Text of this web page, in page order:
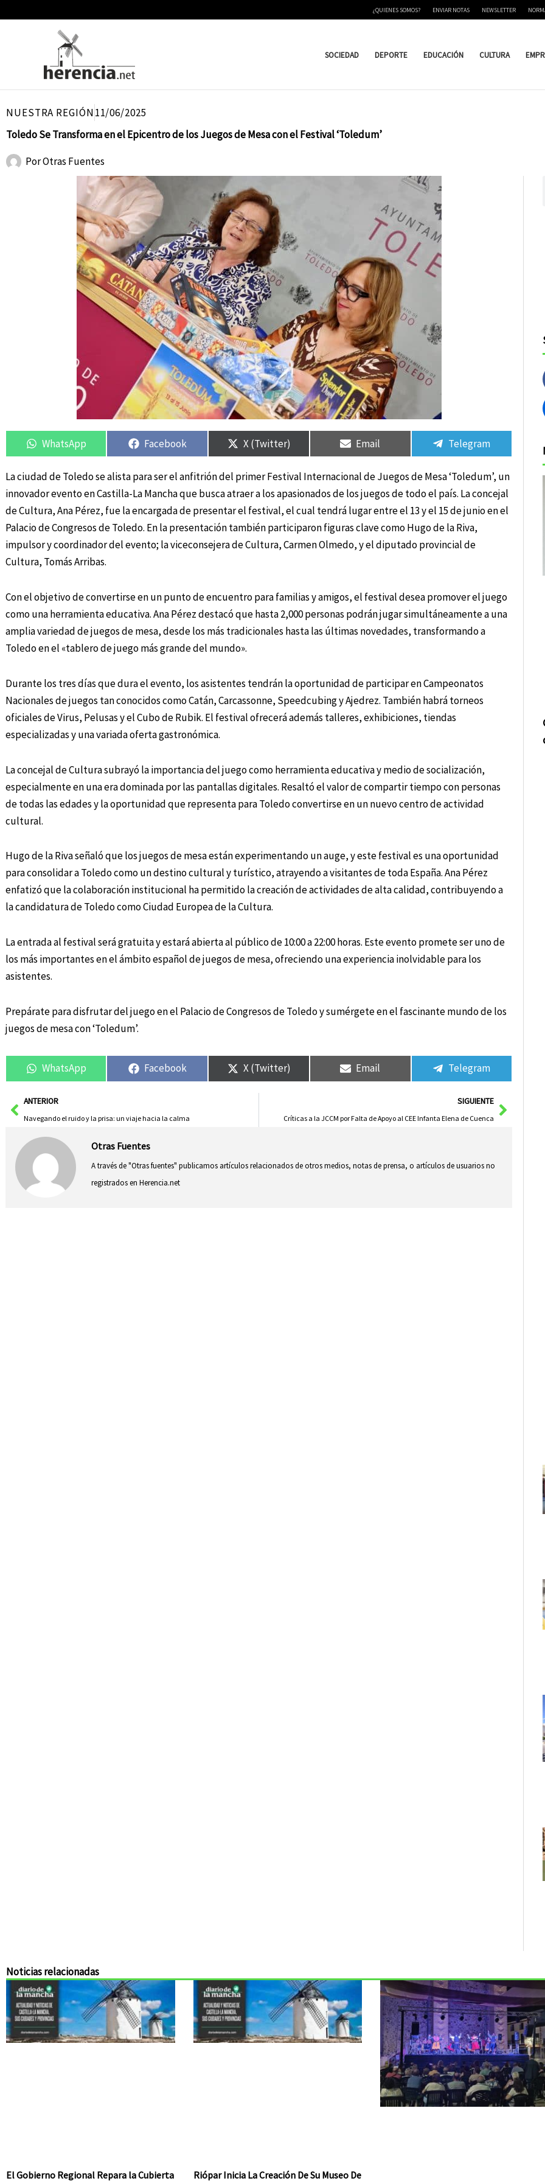
¿QUIENES SOMOS? ENVIAR NOTAS NEWSLETTER
SOCIEDAD DEPORTE EDUCACIÓN CULTURA
NUESTRA REGIÓN11/06/2025
Toledo Se Transforma en el Epicentro de los Juegos de Mesa con el Festival ‘Toledum’
PorOtras Fuentes
Compartir
en
WhatsApp
Compartir
en
Facebook
Compartir
en
X (Twitter)
Compartir
en
Email
en
Telegram
La ciudad de Toledo se alista para ser el anfitrión del primer Festival Internacional de Juegos de Mesa ‘Toledum’, un
innovador evento en Castilla-La Mancha que busca atraer a los apasionados de los juegos de todo el país. La concejal
de Cultura, Ana Pérez, fue la encargada de presentar el festival, el cual tendrá lugar entre el 13 y el 15 de junio en el
Palacio de Congresos de Toledo. En la presentación también participaron figuras clave como Hugo de la Riva,
impulsor y coordinador del evento; la viceconsejera de Cultura, Carmen Olmedo, y el diputado provincial de
Cultura, Tomás Arribas.
Con el objetivo de convertirse en un punto de encuentro para familias y amigos, el festival desea promover el juego
como una herramienta educativa. Ana Pérez destacó que hasta 2,000 personas podrán jugar simultáneamente a una
amplia variedad de juegos de mesa, desde los más tradicionales hasta las últimas novedades, transformando a
Toledo en el «tablero de juego más grande del mundo».
Durante los tres días que dura el evento, los asistentes tendrán la oportunidad de participar en Campeonatos
Nacionales de juegos tan conocidos como Catán, Carcassonne, Speedcubing y Ajedrez. También habrá torneos
oficiales de Virus, Pelusas y el Cubo de Rubik. El festival ofrecerá además talleres, exhibiciones, tiendas
especializadas y una variada oferta gastronómica.
La concejal de Cultura subrayó la importancia del juego como herramienta educativa y medio de socialización,
especialmente en una era dominada por las pantallas digitales. Resaltó el valor de compartir tiempo con personas
de todas las edades y la oportunidad que representa para Toledo convertirse en un nuevo centro de actividad
cultural.
Hugo de la Riva señaló que los juegos de mesa están experimentando un auge, y este festival es una oportunidad
para consolidar a Toledo como un destino cultural y turístico, atrayendo a visitantes de toda España. Ana Pérez
enfatizó que la colaboración institucional ha permitido la creación de actividades de alta calidad, contribuyendo a
la candidatura de Toledo como Ciudad Europea de la Cultura.
La entrada al festival será gratuita y estará abierta al público de 10:00 a 22:00 horas. Este evento promete ser uno de
los más importantes en el ámbito español de juegos de mesa, ofreciendo una experiencia inolvidable para los
asistentes.
Prepárate para disfrutar del juego en el Palacio de Congresos de Toledo y sumérgete en el fascinante mundo de los
juegos de mesa con ‘Toledum’.
Compartir
en
WhatsApp
Compartir
en
Facebook
Compartir
en
X (Twitter)
Compartir
en
Email
en
Telegram
AntANTERIOR
Navegando el ruido y la prisa: un viaje hacia la calma
SIGUIENTE
Críticas a la JCCM por Falta de Apoyo al CEE Infanta Elena de Cuenca
Otras Fuentes
A través de "Otras fuentes" publicamos artículos relacionados de otros medios, notas de prensa, o artículos de usuarios no
registrados en Herencia.net
Noticias relacionadas
El Gobierno Regional Repara la Cubierta Riópar Inicia La Creación De Su Museo De